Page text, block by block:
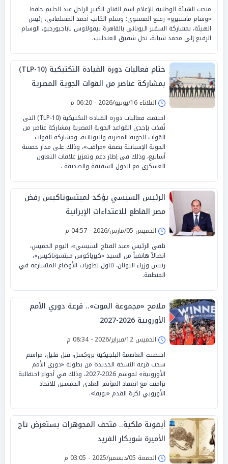
منحت الهيئة الوطنية للإعلام اسم الفنان الكبير الراحل عبد الحليم حافظ
«وسام ماسبيرو» رفيع المستوى؛ وسلم الكاتب أحمد المسلماني، رئيس
الهيئة، بمشاركة السفير اليوناني بالقاهرة نيقولاوس باباجيورجيو، الوسام
الرفيع إلى محمد شبانة، نجل شقيق العندليب.
ختام فعاليات دورة القيادة التكتيكية (TLP-10)
بمشاركة عناصر من القوات الجوية المصرية
واليونانية
الثلاثاء 16/يونيو/2026 - 06:20 م
اختتمت فعاليات دورة القيادة التكتيكية (TLP-10) التى
نُفذت بإحدى القواعد الجوية المصرية بمشاركة عناصر من
القوات الجوية المصرية واليونانية، ومشاركة القوات
الجوية الإسبانية بصفة «مراقب»، وذلك على مدار خمسة
أسابيع، وذلك فى إطار دعم وتعزيز علاقات التعاون
العسكرى مع الدول الشقيقة والصديقة .
الرئيس السيسي يؤكد لميتسوتاكيس رفض
مصر القاطع للاعتداءات الإيرانية
الخميس 05/مارس/2026 - 04:57 م
تلقى الرئيس «عبد الفتاح السيسي»، اليوم الخميس،
اتصالاً هاتفياً من السيد «كيرياكوس ميتسوتاكيس»،
رئيس وزراء اليونان، تناول تطورات الأوضاع المتسارعة في
المنطقة.
ملامح «مجموعة الموت».. قرعة دوري الأمم
الأوروبية 2026-2027
الخميس 12/فبراير/2026 - 08:34 م
احتضنت العاصمة البلجيكية بروكسل، قبل قليل، مراسم
سحب قرعة النسخة الجديدة من بطولة «دوري الأمم
الأوروبية» لموسم 2026-2027، وذلك في أجواء احتفالية
تزامنت مع انعقاد المؤتمر العادي الخمسين للاتحاد
الأوروبي لكرة القدم «يويفا».
أيقونة ملكية.. متحف المجوهرات يستعرض تاج
الأميرة شويكار الفريد
الجمعة 05/ديسمبر/2025 - 03:05 م